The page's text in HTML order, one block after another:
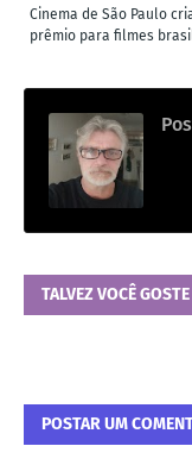
Cinema de São Paulo
prêmio para filmes
TALVEZ VOCÊ
POSTAR UM